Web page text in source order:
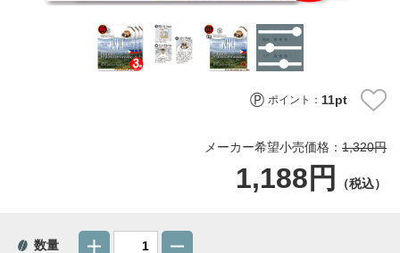
ポイント： 11pt
メーカー希望小売価格：1,320円
1,188円 （税込）
数量